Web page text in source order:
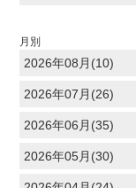
月別
2026年08月(10)
2026年07月(26)
2026年06月(35)
2026年05月(30)